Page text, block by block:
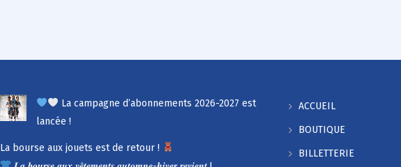
La campagne d’abonnements 2026-2027 est
lancée !
La bourse aux jouets est de retour !
ACCUEIL
BOUTIQUE
BILLETTERIE